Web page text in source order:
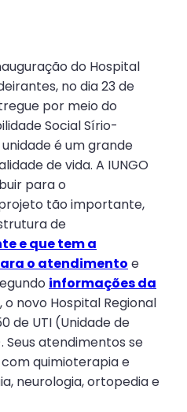
do Hospital
no dia 23 de
por meio do
Social Sírio-
unidade é um grande
de vida. A IUNGO
para o
tão importante,
de
e que tem a
o atendimento e
informações da
, o novo Hospital Regional
de UTI (Unidade de
atendimentos se
quimioterapia e
neurologia, ortopedia e